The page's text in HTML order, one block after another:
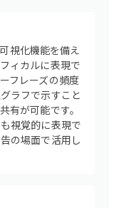
視化機能を備え
ィカルに表現で
フレーズの頻度
ラフで示すこと
有が可能です。
視覚的に表現で
の場面で活用し